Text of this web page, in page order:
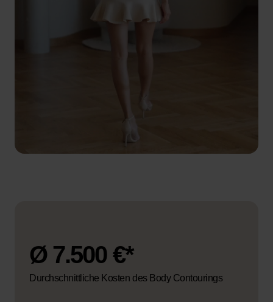
Ø 7.500 €*
Durchschnittliche Kosten des Body Contourings